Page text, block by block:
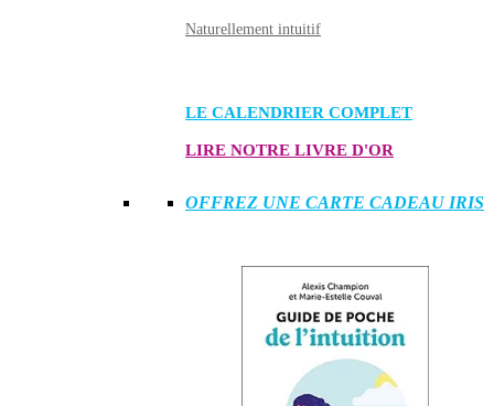
Naturellement intuitif
LE CALENDRIER COMPLET
LIRE NOTRE LIVRE D'OR
OFFREZ UNE CARTE CADEAU IRIS